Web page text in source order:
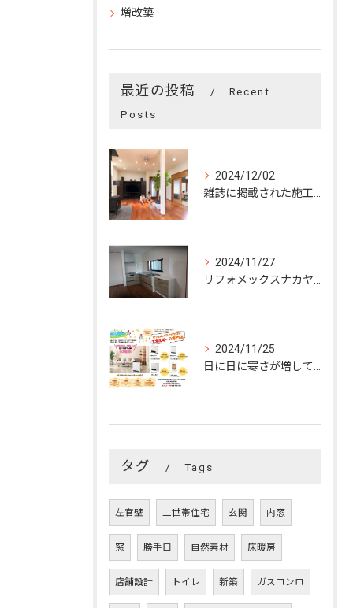
増改築
最近の投稿
Recent
Posts
2024/12/02
2024/11/27
2024/11/25
タグ Tags
左官壁 二世帯住宅 玄関 内窓
窓 勝手口 自然素材 床暖房
店舗設計 トイレ 新築 ガスコンロ